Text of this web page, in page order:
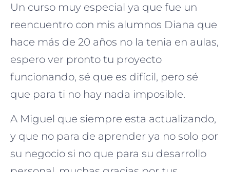
Un curso muy especial ya que fue un
reencuentro con mis alumnos Diana que
hace más de 20 años no la tenia en aulas,
espero ver pronto tu proyecto
funcionando, sé que es difícil, pero sé
que para ti no hay nada imposible.
A Miguel que siempre esta actualizando,
y que no para de aprender ya no solo por
su negocio si no que para su desarrollo